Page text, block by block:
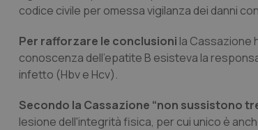
codice civile per omessa vigilanza dei danni
Per rafforzare le conclusioni la Cassazione
conoscenza dell'epatite B esisteva la
infetto (Hbv e Hcv).
Secondo la Cassazione “non sussistono
lesione dell'integrità fisica, per cui unico è